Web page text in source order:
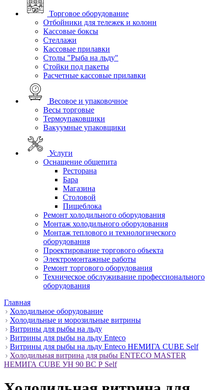
Торговое оборудование
Отбойники для тележек и колонн
Кассовые боксы
Стеллажи
Кассовые прилавки
Столы "Рыба на льду"
Стойки под пакеты
Расчетные кассовые прилавки
Весовое и упаковочное
Весы торговые
Термоупаковщики
Вакуумные упаковщики
Услуги
Оснащение общепита
Ресторана
Бара
Магазина
Столовой
Пищеблока
Ремонт холодильного оборудования
Монтаж холодильного оборудования
Монтаж теплового и технологического
оборудования
Проектирование торгового объекта
Электромонтажные работы
Ремонт торгового оборудования
Техническое обслуживание профессионального
оборудования
Главная
Холодильное оборудование
Холодильные и морозильные витрины
Витрины для рыбы на льду
Витрины для рыбы на льду Enteco
Витрины для рыбы на льду Enteco НЕМИГА CUBE Self
Холодильная витрина для рыбы ENTECO MASTER
НЕМИГА CUBE УН 90 ВС Р Self